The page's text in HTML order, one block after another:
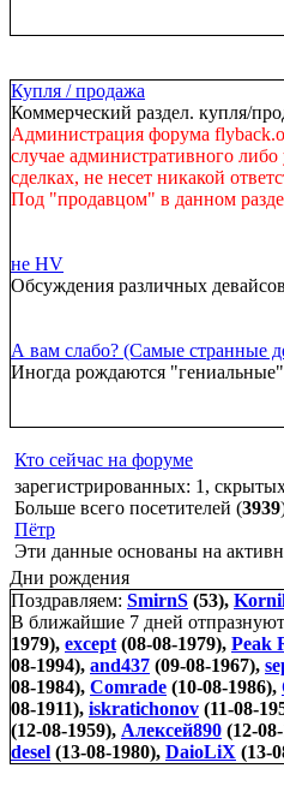
Купля / продажа
Коммерческий раздел. купля/
Администрация форума
случае административного
сделках, не несет никакой
Под "продавцом" в данном
не HV
Обсуждения различных
А вам слабо? (Самые странные
Иногда рождаются "гениальные"
Кто сейчас на форуме
зарегистрированных: 1,
Больше всего посетителей (3939
Пётр
Эти данные основаны на
Дни рождения
Поздравляем: SmirnS (53),
В ближайшие 7 дней
1979), except (08-08-1979), Peak
08-1994), and437 (09-08-1967),
08-1984), Comrade (10-08-1986),
08-1911), iskratichonov (11-08-
(12-08-1959), Алексей890 (12-
desel (13-08-1980), DaioLiX (13-